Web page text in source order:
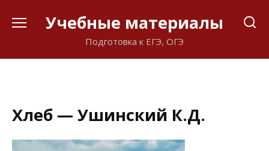
Учебные материалы
Подготовка к ЕГЭ, ОГЭ
Хлеб — Ушинский К.Д.